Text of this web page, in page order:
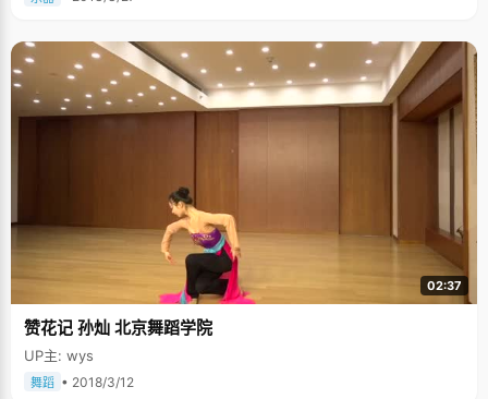
学，于是在书桌上贴上了"中国政法"的字样。高二成绩更好些，韩涛觉得自
学面试的机会，专心考北大，"因为这是爸爸的愿望，"韩涛说着，眼神黯淡
了下来。 韩涛的爸爸离开的那天是10月31日，正好是韩涛的生日，那是高二
下学期。在之后的整整两个月里，韩涛都处于一种非常悲观低落的情绪中，
每天到学校就趴在课桌上发呆，什么活动都不参加。妈妈和老师们都特别担
心他，但又不知道怎么劝解。两个月后，韩涛自己振奋起精神，重新投入学
习中，而且比以往更加努力，"我放弃港大也是因为爸爸，他一直希望我能上
底升起佩服之情。他没有过人的天赋，也不算聪敏，而且经历了亲人离世的
悲痛，但是他内心却是最坚强的，他的人生规划中，每一步都走得很充实、
很稳、很踏实。"笨鸟先飞"，这个道理谁都懂，很多人承认自己是"笨鸟"，但
是他们却不愿意去"先飞"，于是，他们永远只能停留在狭隘的天地里，看不
到更远。当我们抱怨成绩抱怨失败的时候，是否应该先扪心自问，"我们先飞
了吗？"
02:37
赞花记 孙灿 北京舞蹈学院
UP主: wys
舞蹈 • 2018/3/12